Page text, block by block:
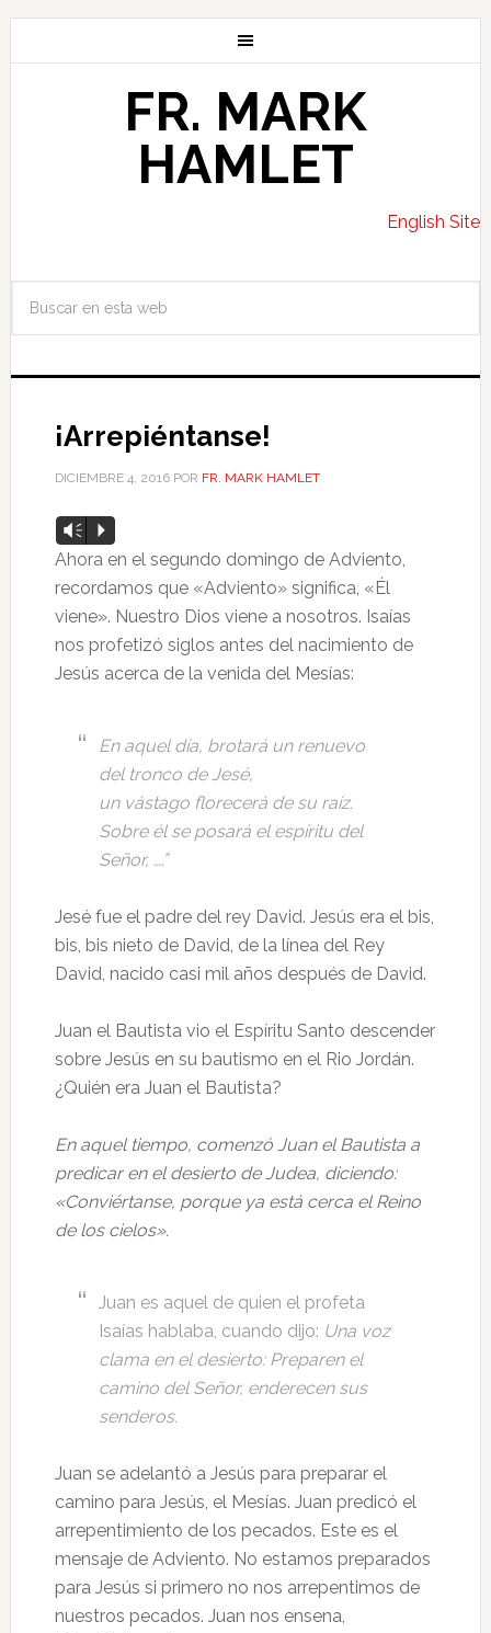
FR. MARK
HAMLET
English Site
¡Arrepiéntanse!
DICIEMBRE 4, 2016POR FR. MARK HAMLET
Reproductor
de
audio
Vm P
Ahora en el segundo domingo de Adviento,
recordamos que «Adviento» significa, «Él
viene». Nuestro Dios viene a nosotros. Isaías
nos profetizó siglos antes del nacimiento de
Jesús acerca de la venida del Mesías:
En aquel día, brotará un renuevo
del tronco de Jesé,
un vástago florecerá de su raíz.
Sobre él se posará el espíritu del
Señor, ….”
Jesé fue el padre del rey David. Jesús era el bis,
bis, bis nieto de David, de la línea del Rey
David, nacido casi mil años después de David.
Juan el Bautista vio el Espíritu Santo descender
sobre Jesús en su bautismo en el Rio Jordán.
¿Quién era Juan el Bautista?
En aquel tiempo, comenzó Juan el Bautista a
predicar en el desierto de Judea, diciendo:
«Conviértanse, porque ya está cerca el Reino
de los cielos».
Juan es aquel de quien el profeta
Isaías hablaba, cuando dijo: Una voz
clama en el desierto: Preparen el
camino del Señor, enderecen sus
senderos.
Juan se adelantó a Jesús para preparar el
camino para Jesús, el Mesías. Juan predicó el
arrepentimiento de los pecados. Este es el
mensaje de Adviento. No estamos preparados
para Jesús si primero no nos arrepentimos de
nuestros pecados. Juan nos ensena,